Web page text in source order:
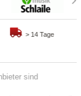
> 14 Tage